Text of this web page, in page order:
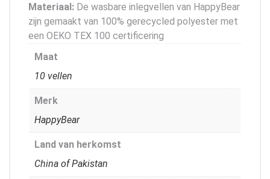
Materiaal: De wasbare inlegvellen van HappyBear
zijn gemaakt van 100% gerecycled polyester met
een OEKO TEX 100 certificering
Maat
10 vellen
Merk
HappyBear
Land van herkomst
China of Pakistan